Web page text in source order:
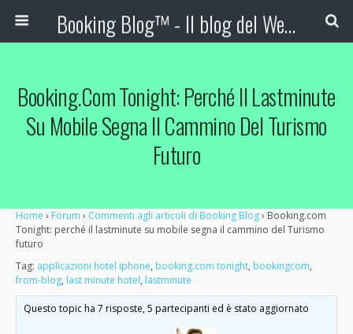
Booking Blog™ - Il blog del Web Marketing Turistico
Booking.com Tonight: Perché Il Lastminute
Su Mobile Segna Il Cammino Del Turismo
Futuro
Home › Forum › Commenti agli articoli di Booking Blog› Booking.com
Tonight: perché il lastminute su mobile segna il cammino del Turismo
futuro
Tag: applicazioni hotel iphone, booking.com tonight, bookingcom,
from-blog, last minute hotel, lastminute
Questo topic ha 7 risposte, 5 partecipanti ed è stato aggiornato